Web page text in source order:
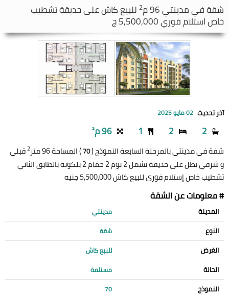
شقة فيمدينتي 2 للبيع كاش على حديقة تشطيب
خاص استلام فوري 5,500,000 ج
آخر تحديث 02 مايو 2025
2
2
1 96 م²
شقة في مدينتي بالمرحلة السابعة النموذج (70) المساحة 96 متر 2قبلي
و شرقي تطل على حديقة تشمل 2 نوم 2 حمام 2 بلكونة بالطابق الثاني
تشطيب خاص إستلام فوري للبيع كاش 5,500,000 جنيه
# معلومات عن الشقة
المدينة مدينتي
النوع شقة
الغرض للبيع كاش
الحالة مستلمة
النموذج 70